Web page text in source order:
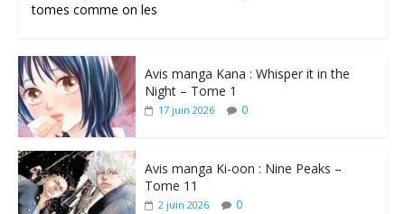
tomes comme on les
Avis manga Kana : Whisper it in the
Night – Tome 1
17 juin 2026 0
Avis manga Ki-oon : Nine Peaks –
Tome 11
2 juin 2026 0